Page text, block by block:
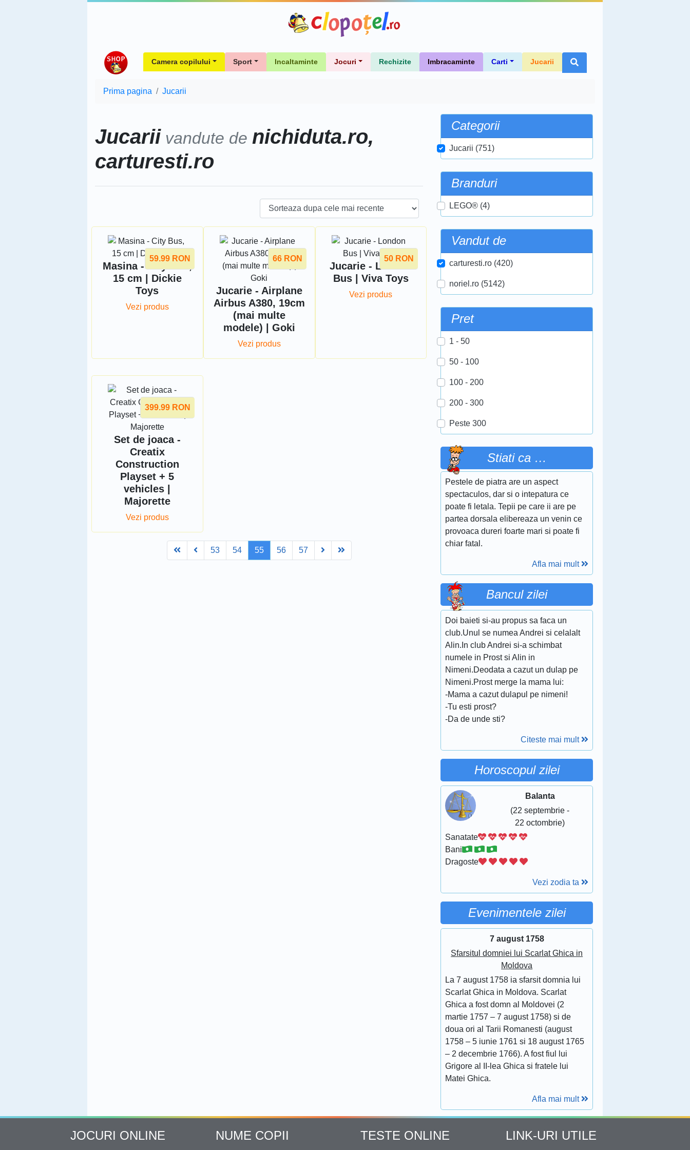
Camera copilului Sport Incaltaminte Jocuri Rechizite Imbracaminte Carti Jucarii
Prima pagina Jucarii
Jucarii vandute de nichiduta.ro,
carturesti.ro
59.99 RON
Masina - City Bus,
15 cm | Dickie
Toys
Vezi produs
66 RON
Jucarie - Airplane
Airbus A380, 19cm
(mai multe
modele) | Goki
Vezi produs
50 RON
Jucarie - London
Bus | Viva Toys
Vezi produs
399.99 RON
Set de joaca -
Creatix
Construction
Playset + 5
vehicles |
Majorette
Vezi produs
FirstPrev53 54 55 56 57 Next Last
Categorii
Jucarii (751)
Branduri
LEGO® (4)
Vandut de
carturesti.ro (420)
noriel.ro (5142)
Pret
1 - 50
50 - 100
100 - 200
200 - 300
Peste 300
Stiati ca …
Pestele de piatra are un aspect
spectaculos, dar si o intepatura ce
poate fi letala. Tepii pe care ii are pe
partea dorsala elibereaza un venin ce
provoaca dureri foarte mari si poate fi
chiar fatal.
Afla mai mult
Bancul zilei
Doi baieti si-au propus sa faca un
club.Unul se numea Andrei si celalalt
Alin.In club Andrei si-a schimbat
numele in Prost si Alin in
Nimeni.Deodata a cazut un dulap pe
Nimeni.Prost merge la mama lui:
-Mama a cazut dulapul pe nimeni!
-Tu esti prost?
-Da de unde sti?
Citeste mai mult
Horoscopul zilei
Balanta
(22 septembrie -
22 octombrie)
Sanatate
Bani
Dragoste
Vezi zodia ta
Evenimentele zilei
7 august 1758
Sfarsitul domniei lui Scarlat Ghica in
Moldova
La 7 august 1758 ia sfarsit domnia lui
Scarlat Ghica in Moldova. Scarlat
Ghica a fost domn al Moldovei (2
martie 1757 – 7 august 1758) si de
doua ori al Tarii Romanesti (august
1758 – 5 iunie 1761 si 18 august 1765
– 2 decembrie 1766). A fost fiul lui
Grigore al II-lea Ghica si fratele lui
Matei Ghica.
Afla mai mult
JOCURI ONLINE NUME COPII TESTE ONLINE LINK-URI UTILE